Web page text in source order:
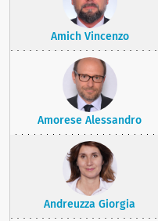
Amich Vincenzo
Amorese Alessandro
Andreuzza Giorgia